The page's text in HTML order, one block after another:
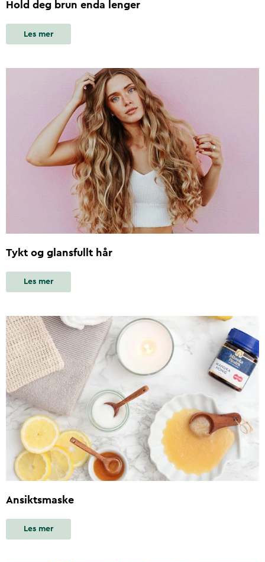
Hold deg brun enda lenger
Les mer
Tykt og glansfullt hår
Les mer
Ansiktsmaske
Les mer